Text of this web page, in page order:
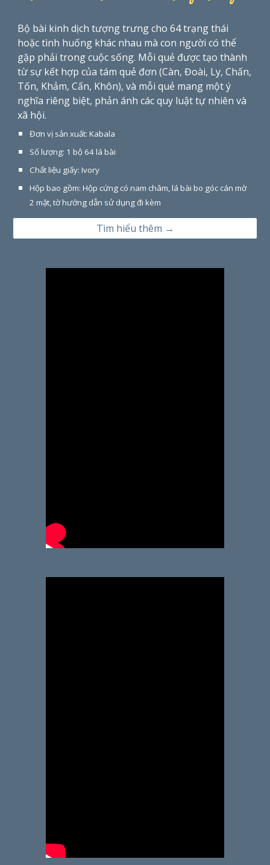
Bộ bài kinh dịch tượng trưng cho 64 trạng thái
hoặc tình huống khác nhau mà con người có thể
gặp phải trong cuộc sống. Mỗi quẻ được tạo thành
từ sự kết hợp của tám quẻ đơn (Càn, Đoài, Ly, Chấn,
Tốn, Khảm, Cấn, Khôn), và mỗi quẻ mang một ý
nghĩa riêng biệt, phản ánh các quy luật tự nhiên và
xã hội.
Đơn vị sản xuất: Kabala
Số lượng: 1 bộ 64 lá bài
Chất liệu giấy: Ivory
Hộp bao gồm: Hộp cứng có nam châm, lá bài bo góc cán mờ
2 mặt, tờ hướng dẫn sử dụng đi kèm
Tìm hiểu thêm →